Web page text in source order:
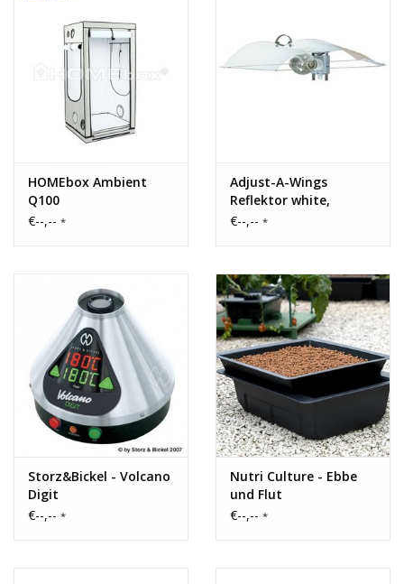
HOMEbox Ambient
Q100
€--,-- *
Adjust-A-Wings
Reflektor white,
Defender inkl.
€--,-- *
Storz&Bickel - Volcano
Digit
€--,-- *
Nutri Culture - Ebbe
und Flut
€--,-- *